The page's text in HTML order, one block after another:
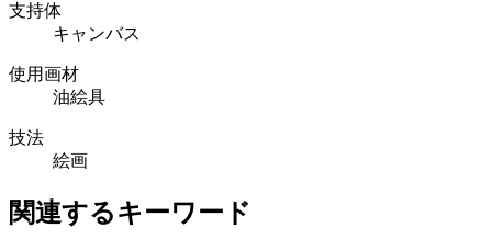
支持体
キャンバス
使用画材
油絵具
技法
絵画
関連するキーワード